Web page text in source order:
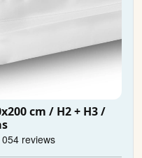
cm / H2 + H3 /